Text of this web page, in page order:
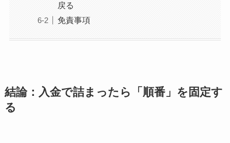
戻る
免責事項
結論：入金で詰まったら「順番」を固定す
る